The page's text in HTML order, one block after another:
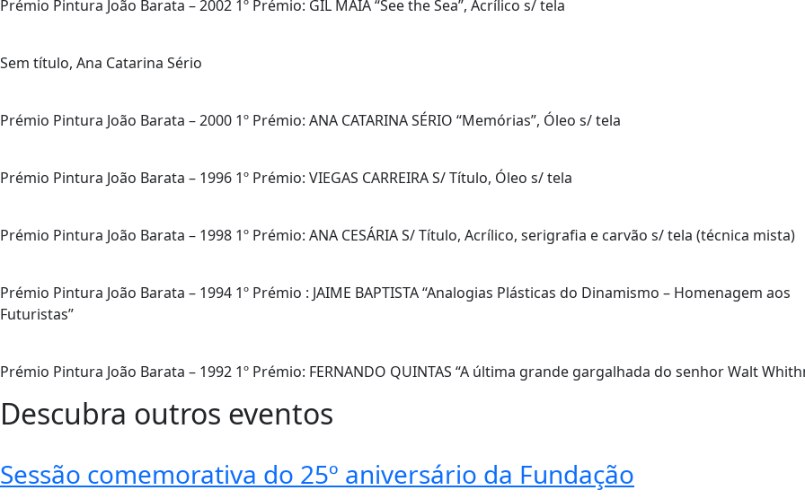
Prémio Pintura João Barata – 2002 1º Prémio: GIL MAIA “See the Sea”, Acrílico s/ tela
Sem título, Ana Catarina Sério
Prémio Pintura João Barata – 2000 1º Prémio: ANA CATARINA SÉRIO “Memórias”, Óleo s/ tela
Prémio Pintura João Barata – 1996 1º Prémio: VIEGAS CARREIRA S/ Título, Óleo s/ tela
Prémio Pintura João Barata – 1998 1º Prémio: ANA CESÁRIA S/ Título, Acrílico, serigrafia e carvão s/ tela (técnica mista)
Prémio Pintura João Barata – 1994 1º Prémio : JAIME BAPTISTA “Analogias Plásticas do Dinamismo – Homenagem aos
Futuristas”
Prémio Pintura João Barata – 1992 1º Prémio: FERNANDO QUINTAS “A última grande gargalhada do senhor Walt
Descubra outros eventos
Sessão comemorativa do 25º aniversário da Fundação